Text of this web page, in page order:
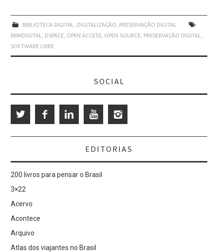
BIBLIOTECA DIGITAL DIGITALIZAÇÃO PRESERVAÇÃO DIGITAL
BBMDIGITAL
DSPACE OPEN ACCESS OPEN SOURCE PRESERVAÇÃO DIGITAL
SOFTWARE LIVRE
SOCIAL
EDITORIAS
200 livros para pensar o Brasil
3×22
Acervo
Acontece
Arquivo
Atlas dos viajantes no Brasil